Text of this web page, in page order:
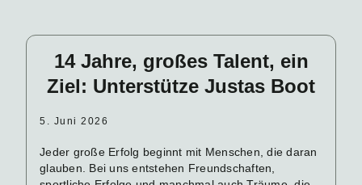
14 Jahre, großes Talent, ein
Ziel: Unterstütze Justas Boot
5. Juni 2026
Jeder große Erfolg beginnt mit Menschen, die daran
glauben. Bei uns entstehen Freundschaften,